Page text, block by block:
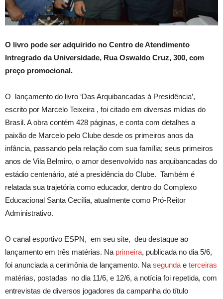
O livro pode ser adquirido no Centro de Atendimento
Intregrado da Universidade, Rua Oswaldo Cruz, 300, com
preço promocional.
O lançamento do livro ‘Das Arquibancadas à Presidência’,
escrito por Marcelo Teixeira , foi citado em diversas mídias do
Brasil. A obra contém 428 páginas, e conta com detalhes a
paixão de Marcelo pelo Clube desde os primeiros anos da
infância, passando pela relação com sua família; seus primeiros
anos de Vila Belmiro, o amor desenvolvido nas arquibancadas do
estádio centenário, até a presidência do Clube. Também é
relatada sua trajetória como educador, dentro do Complexo
Educacional Santa Cecília, atualmente como Pró-Reitor
Administrativo.
O canal esportivo ESPN, em seu site, deu destaque ao
lançamento em três matérias. Na primeira, publicada no dia 5/6,
foi anunciada a cerimônia de lançamento. Nasegundae terceiras
matérias, postadas no dia 11/6, e 12/6, a notícia foi repetida, com
entrevistas de diversos jogadores da campanha do título